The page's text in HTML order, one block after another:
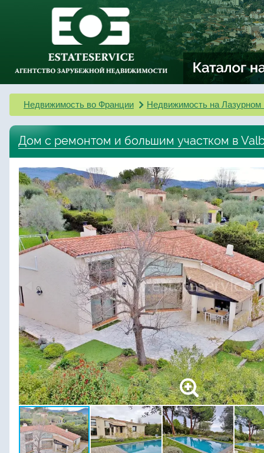
Недвижимость во Франции Недвижимость на Лазурном
Дом с ремонтом и большим участком в